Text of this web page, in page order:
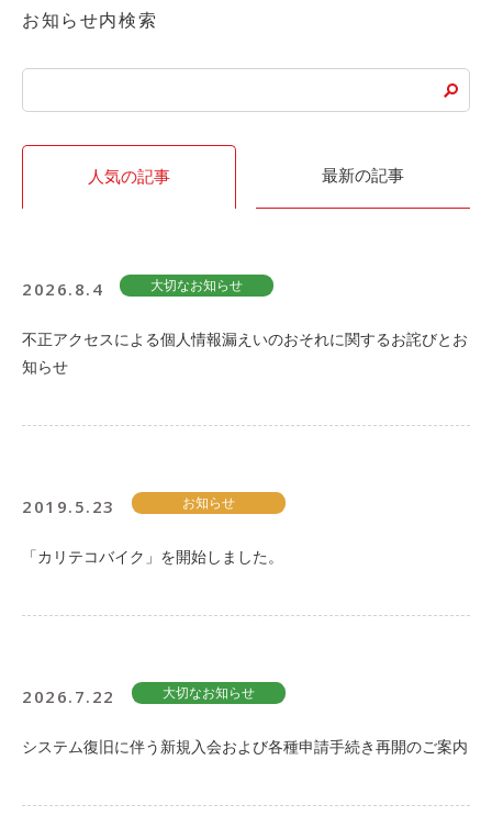
お知らせ内検索
人気の記事 最新の記事
2026.8.4 大切なお知らせ
不正アクセスによる個人情報漏えいのおそれに関するお詫びとお
知らせ
2019.5.23 お知らせ
「カリテコバイク」を開始しました。
2026.7.22 大切なお知らせ
システム復旧に伴う新規入会および各種申請手続き再開のご案内